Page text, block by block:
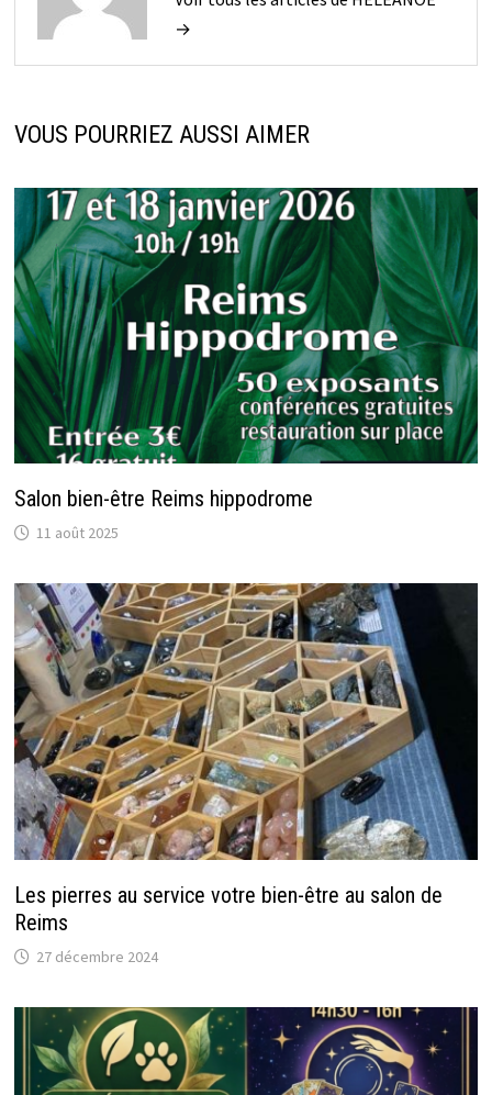
→
VOUS POURRIEZ AUSSI AIMER
Salon bien-être Reims hippodrome
11 août 2025
Les pierres au service votre bien-être au salon de
Reims
27 décembre 2024